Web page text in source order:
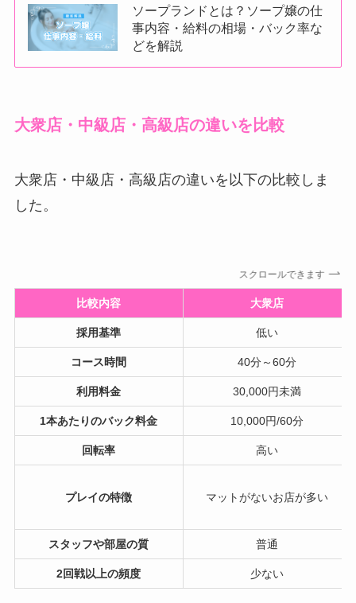
ソープランドとは？ソープ嬢の仕
事内容・給料の相場・バック率な
どを解説
大衆店・中級店・高級店の違いを比較
大衆店・中級店・高級店の違いを以下の比較しま
した。
スクロールできます
比較内容 大衆店
採用基準 低い
コース時間 40分～60分
利用料金 30,000円未満
1本あたりのバック料金 10,000円/60分
回転率 高い
プレイの特徴 マットがないお店が多い
スタッフや部屋の質 普通
2回戦以上の頻度 少ない